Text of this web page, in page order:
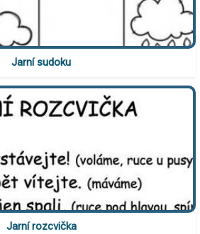
Jarní sudoku
Jarní rozcvička